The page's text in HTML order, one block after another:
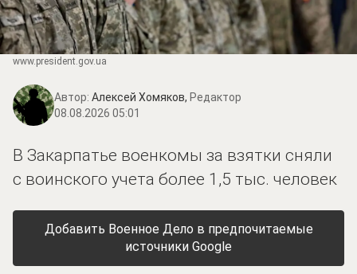
www.prеsidеnt.gоv.uа
Автор: Алексей Хомяков, Редактор
08.08.2026 05:01
В Закарпатье военкомы за взятки сняли
с воинского учета более 1,5 тыс. человек
Добавить Военное Дело в предпочитаемые
источники Google